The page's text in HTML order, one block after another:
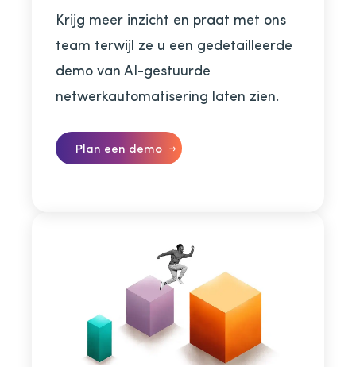
Krijg meer inzicht en praat met ons
team terwijl ze u een gedetailleerde
demo van AI-gestuurde
netwerkautomatisering laten zien.
Plan een demo